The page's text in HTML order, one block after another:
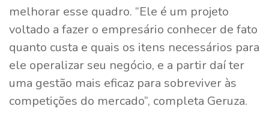
melhorar esse quadro. “Ele é um projeto
voltado a fazer o empresário conhecer de fato
quanto custa e quais os itens necessários para
ele operalizar seu negócio, e a partir daí ter
uma gestão mais eficaz para sobreviver às
competições do mercado”, completa Geruza.